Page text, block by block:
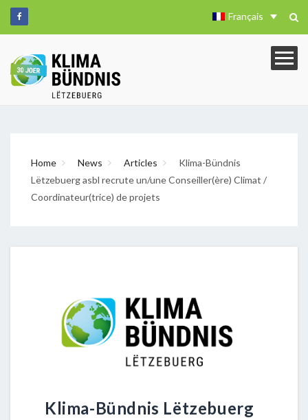
Français
Home News Articles
Klima-Bündnis
Lëtzebuerg asbl recrute un/une Conseiller(ère) Climat /
Coordinateur(trice) de projets
Klima-Bündnis Lëtzebuerg